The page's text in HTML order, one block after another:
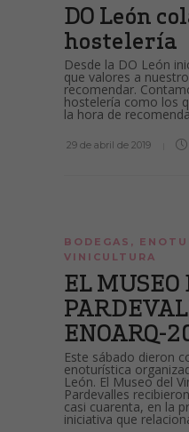
DO León
hostelería
Desde la DO León
que valores a
recomendar.
hostelería como los
la hora de
29 de abril de 2019
BODEGAS ,
VINICULTURA
EL
ENOARQ-
Este sábado dieron
enoturística
León. El Museo del
Pardevalles
casi cuarenta, en la
iniciativa que